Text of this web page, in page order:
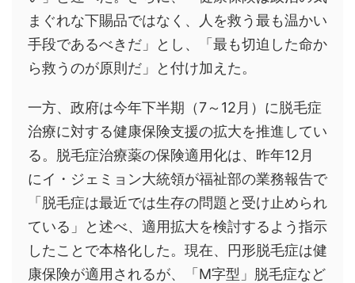
まぐれな下賜品ではなく、人を救う最も温かい
手段であるべきだ」とし、「最も切迫した命か
ら救うのが原則だ」と付け加えた。
一方、政府は今年下半期（7～12月）に脱毛症
治療に対する健康保険支援の拡大を推進してい
る。脱毛症治療薬の保険適用化は、昨年12月
にイ・ジェミョン大統領が福祉部の業務報告で
「脱毛症は最近では生存の問題と受け止められ
ている」と述べ、適用拡大を検討するよう指示
したことで本格化した。現在、円形脱毛症は健
康保険が適用されるが、「M字型」脱毛症など